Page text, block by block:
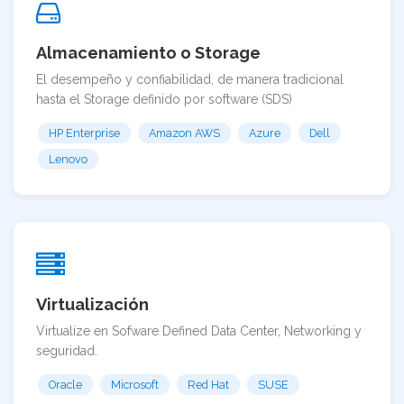
Almacenamiento o Storage
El desempeño y confiabilidad, de manera tradicional
hasta el Storage definido por software (SDS)
HP Enterprise Amazon AWS Azure
Dell
Lenovo
Virtualización
Virtualize en Sofware Defined Data Center, Networking y
seguridad.
Oracle Microsoft Red Hat SUSE